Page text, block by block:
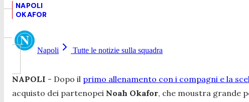
NAPOLI
OKAFOR
Napoli Tutte le notizie sulla squadra
NAPOLI - Dopo il primo allenamento con i compagni e la
acquisto dei partenopei Noah Okafor, che moustra grande